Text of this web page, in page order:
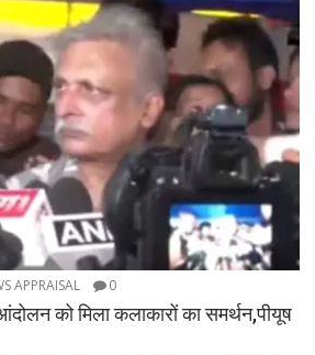
APPRAISAL 0
को मिला कलाकारों का समर्थन,पीयूष